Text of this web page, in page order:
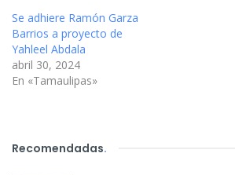
Se adhiere Ramón Garza
Barrios a proyecto de
Yahleel Abdala
abril 30, 2024
En «Tamaulipas»
Recomendadas.